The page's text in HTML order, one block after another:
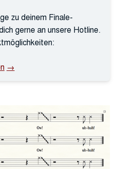
zu deinem Finale-
gerne an unsere Hotline.